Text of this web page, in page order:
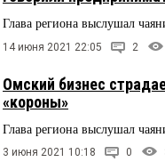
Глава региона выслушал
14 июня 2021 22:05 2
Омский бизнес
«короны»
Глава региона выслушал
3 июня 2021 10:18 0